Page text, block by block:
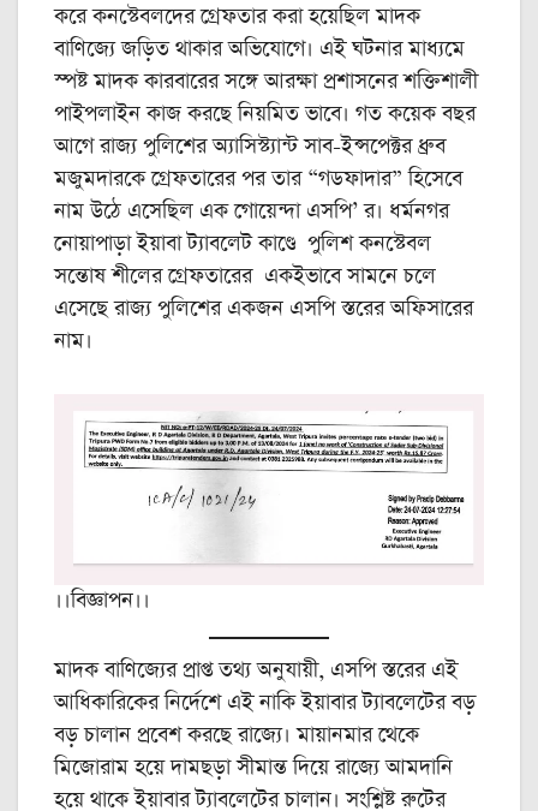
করে কনস্টেবলদের গ্রেফতার করা হয়েছিল মাদক
বাণিজ্যে জড়িত থাকার অভিযোগে। এই ঘটনার মাধ্যমে
স্পষ্ট মাদক কারবারের সঙ্গে আরক্ষা প্রশাসনের শক্তিশালী
পাইপলাইন কাজ করছে নিয়মিত ভাবে। গত কয়েক বছর
আগে রাজ্য পুলিশের অ্যাসিস্ট্যান্ট সাব-ইন্সপেক্টর ধ্রুব
মজুমদারকে গ্রেফতারের পর তার “গডফাদার” হিসেবে
নাম উঠে এসেছিল এক গোয়েন্দা এসপি’ র। ধর্মনগর
নোয়াপাড়া ইয়াবা ট্যাবলেট কাণ্ডে পুলিশ কনস্টেবল
সন্তোষ শীলের গ্রেফতারের একইভাবে সামনে চলে
এসেছে রাজ্য পুলিশের একজন এসপি স্তরের অফিসারের
নাম।
।।বিজ্ঞাপন।।
মাদক বাণিজ্যের প্রাপ্ত তথ্য অনুযায়ী, এসপি স্তরের এই
আধিকারিকের নির্দেশে এই নাকি ইয়াবার ট্যাবলেটের বড়
বড় চালান প্রবেশ করছে রাজ্যে। মায়ানমার থেকে
মিজোরাম হয়ে দামছড়া সীমান্ত দিয়ে রাজ্যে আমদানি
হয়ে থাকে ইয়াবার ট্যাবলেটের চালান। সংশ্লিষ্ট রুটের